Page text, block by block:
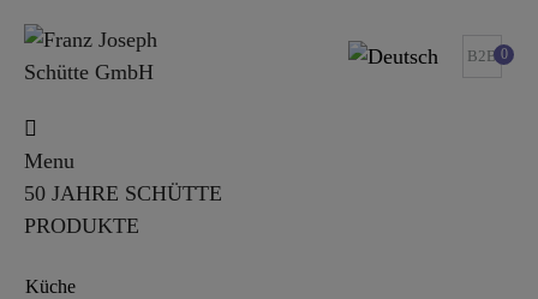
B2B 0
Menu
50 JAHRE SCHÜTTE
PRODUKTE
Küche